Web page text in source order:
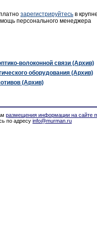
зарегистрируйтесь в
персонального менеджера
волоконной связи (Архив)
оборудования (Архив)
(Архив)
размещения информации на сайте
по адресу info@murman.ru